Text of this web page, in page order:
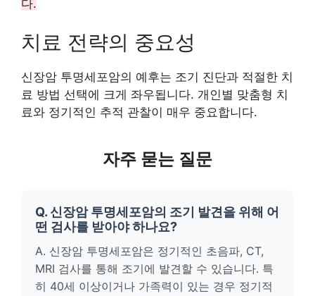
다.
치료 전략의 중요성
신장암 투명세포암의 예후는 조기 진단과 적절한 치
료 방법 선택에 크게 좌우됩니다. 개인별 맞춤형 치
료와 정기적인 추적 관찰이 매우 중요합니다.
자주 묻는 질문
Q. 신장암 투명세포암의 조기 발견을 위해 어
떤 검사를 받아야 하나요?
A. 신장암 투명세포암은 정기적인 초음파, CT,
MRI 검사를 통해 조기에 발견할 수 있습니다. 특
히 40세 이상이거나 가족력이 있는 경우 정기적